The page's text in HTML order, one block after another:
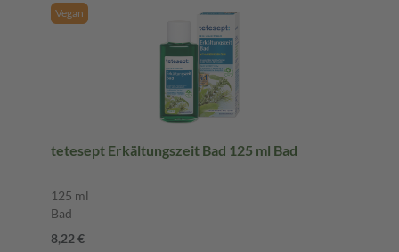
Vegan
tetesept Erkältungszeit Bad 125 ml Bad
125 ml
Bad
8,22 €